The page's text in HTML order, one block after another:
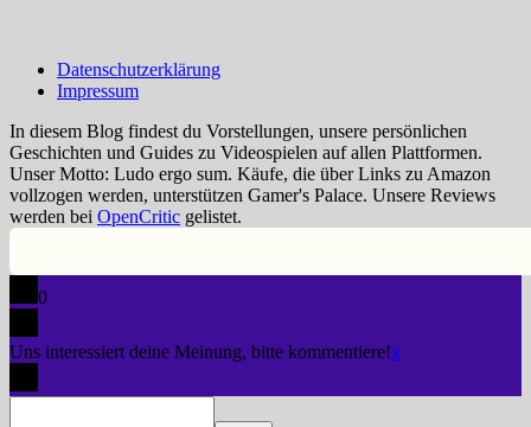
Datenschutzerklärung
Impressum
In diesem Blog findest du Vorstellungen, unsere persönlichen
Geschichten und Guides zu Videospielen auf allen Plattformen.
Unser Motto: Ludo ergo sum. Käufe, die über Links zu Amazon
vollzogen werden, unterstützen Gamer's Palace. Unsere Reviews
werden bei OpenCritic gelistet.
0
Uns interessiert deine Meinung, bitte kommentiere!x